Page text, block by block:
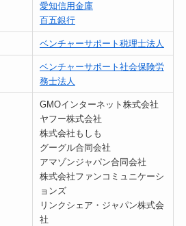
愛知信用金庫
百五銀行
ベンチャーサポート税理士法人
ベンチャーサポート社会保険労
務士法人
GMOインターネット株式会社
ヤフー株式会社
株式会社もしも
グーグル合同会社
アマゾンジャパン合同会社
株式会社ファンコミュニケーシ
ョンズ
リンクシェア・ジャパン株式会
社